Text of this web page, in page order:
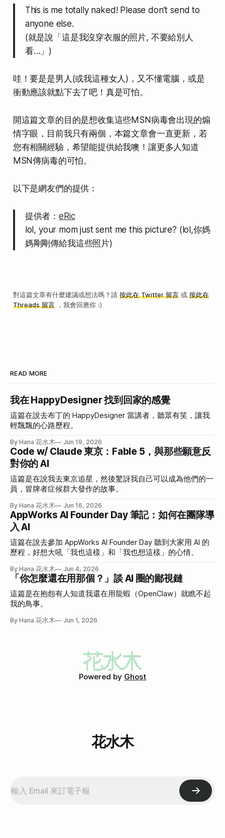
This is me totally naked! Please don’t send to
anyone else.
(就是說「這是我沒穿衣服的照片, 不要給別人
看…」)
哇！要是是男人(或我這種女人)，又不懂電腦，或是
衝動應該就點下去了吧！真是可怕。
開這篇文章的目的是想收集這些MSN病毒會出現的煽
情字眼，目前我只有兩個，本篇文章會一直更新，若
您有相關經驗，希望能提供給我噢！讓更多人知道
MSN傳病毒的可怕。
以下是網友們的提供：
提供者：eRic
lol, your mom just sent me this picture? (lol,你媽
媽剛剛傳給我這些照片)
對這篇文章有什麼建議或想法嗎？請 按此在 Twitter 留言或 按此在
Threads 留言，我會回應你 :)
READ MORE
我在 HappyDesigner 找到回家的感覺
這篇在說去布丁的 HappyDesigner 當講者，聽眾有笑，讓我
輕飄飄的心路歷程。
By Hana 花水木 Jun 19, 2026
Code w/ Claude 東京：Fable 5，與那些願意反
對你的 AI
這篇是在說我去東京追星，然後驚訝我自己可以成為他們的一
員，冒牌者症候群大發作的故事。
By Hana 花水木 Jun 16, 2026
AppWorks AI Founder Day 筆記：如何在團隊導
入 AI
這篇在說去參加 AppWorks AI Founder Day 聽到大家用 AI 的
歷程，好想大吼「我也這樣」和「我也想這樣」的心情。
By Hana 花水木 Jun 4, 2026
「你怎麼還在用那個？」談 AI 圈的鄙視鏈
這篇是在抱怨有人知道我還在用龍蝦（OpenClaw）就瞧不起
我的鳥事。
By Hana 花水木 Jun 1, 2026
Powered by Ghost
花水木